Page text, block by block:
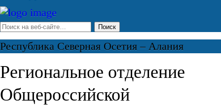
Республика Северная Осетия – Алания
Региональное отделение
Общероссийской
Субъект РФ
ФИО Председателя
ФИО заместителя Председателя (при отсутствии поставьте "-")